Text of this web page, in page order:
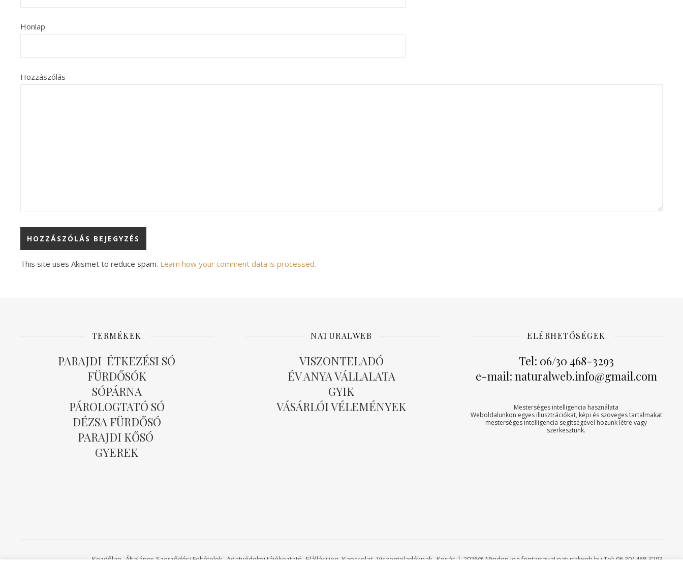
Honlap
Hozzászólás
Alternative:
This site uses Akismet to reduce spam. Learn how your comment data is processed.
TERMÉKEK
PARAJDI ÉTKEZÉSI SÓ
FÜRDŐSÓK
SÓPÁRNA
PÁROLOGTATÓ SÓ
DÉZSA FÜRDŐSÓ
PARAJDI KŐSÓ
GYEREK
NATURALWEB
VISZONTELADÓ
ÉV ANYA VÁLLALATA
GYIK
VÁSÁRLÓI VÉLEMÉNYEK
ELÉRHETŐSÉGEK
Tel: 06/30 468-3293
e-mail: naturalweb.info@gmail.com
Mesterséges intelligencia használata
Weboldalunkon egyes illusztrációkat, képi és szöveges tartalmakat
mesterséges intelligencia segítségével hozunk létre vagy
szerkesztünk.
2026@ Minden jog fentartava! naturalweb.hu Tel: 06 30/ 468-3293
Kezdőlap Általános Szerződési Feltételek Adatvédelmi tájékoztató Elállási jog Kapcsolat Viszonteladóknak Kosár